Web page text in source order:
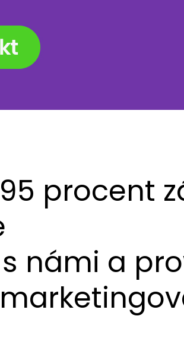
procent
námi a